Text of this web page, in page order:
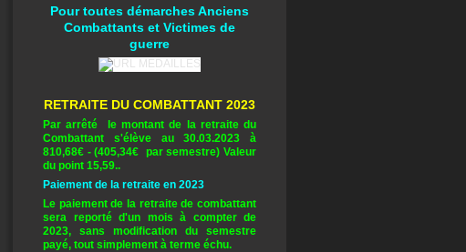
Pour toutes démarches Anciens
Combattants et Victimes de
guerre
RETRAITE DU COMBATTANT 2023
Par arrêté le montant de la retraite du
Combattant s'élève au 30.03.2023 à
810,68€ - (405,34€ par semestre) Valeur
du point 15,59..
Paiement de la retraite en 2023
Le paiement de la retraite de combattant
sera reporté d'un mois à compter de
2023, sans modification du semestre
payé, tout simplement à terme échu.